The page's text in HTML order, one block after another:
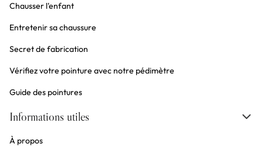
Chausser l'enfant
Entretenir sa chaussure
Secret de fabrication
Vérifiez votre pointure avec notre pédimètre
Guide des pointures
Informations utiles
À propos